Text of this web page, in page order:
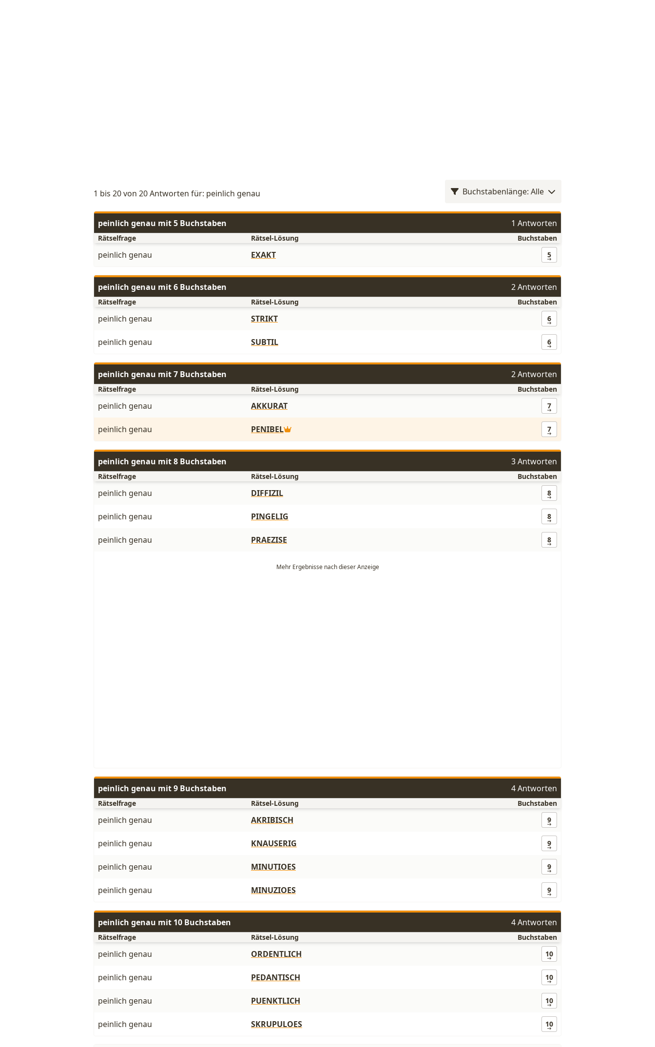
1 bis 20 von 20 Antworten für: peinlich genau Buchstabenlänge: Alle
peinlich genau mit 5 Buchstaben 1 Antworten
Rätselfrage Rätsel-Lösung Buchstaben
peinlich genau EXAKT 5
peinlich genau mit 6 Buchstaben 2 Antworten
Rätselfrage Rätsel-Lösung Buchstaben
peinlich genau STRIKT 6
peinlich genau SUBTIL 6
peinlich genau mit 7 Buchstaben 2 Antworten
Rätselfrage Rätsel-Lösung Buchstaben
peinlich genau AKKURAT 7
peinlich genau PENIBEL 7
peinlich genau mit 8 Buchstaben 3 Antworten
Rätselfrage Rätsel-Lösung Buchstaben
peinlich genau DIFFIZIL 8
peinlich genau PINGELIG 8
peinlich genau PRAEZISE 8
peinlich genau mit 9 Buchstaben 4 Antworten
Rätselfrage Rätsel-Lösung Buchstaben
peinlich genau AKRIBISCH 9
peinlich genau KNAUSERIG 9
peinlich genau MINUTIOES 9
peinlich genau MINUZIOES 9
peinlich genau mit 10 Buchstaben 4 Antworten
Rätselfrage Rätsel-Lösung Buchstaben
peinlich genau ORDENTLICH 10
peinlich genau PEDANTISCH 10
peinlich genau PUENKTLICH 10
peinlich genau SKRUPULOES 10